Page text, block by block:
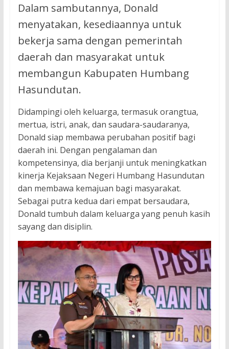
Dalam sambutannya, Donald
menyatakan, kesediaannya untuk
bekerja sama dengan pemerintah
daerah dan masyarakat untuk
membangun Kabupaten Humbang
Hasundutan.
Didampingi oleh keluarga, termasuk orangtua,
mertua, istri, anak, dan saudara-saudaranya,
Donald siap membawa perubahan positif bagi
daerah ini. Dengan pengalaman dan
kompetensinya, dia berjanji untuk meningkatkan
kinerja Kejaksaan Negeri Humbang Hasundutan
dan membawa kemajuan bagi masyarakat.
Sebagai putra kedua dari empat bersaudara,
Donald tumbuh dalam keluarga yang penuh kasih
sayang dan disiplin.